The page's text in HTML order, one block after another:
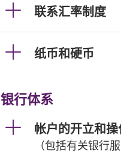
联系汇率制度
纸币和硬币
银行体系
帐户的开立和操
（包括有关银行